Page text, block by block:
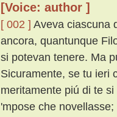
[Voice: author ]
[ 002 ] Aveva ciascuna
ancora, quantunque
si potevan tenere. Ma
Sicuramente, se tu ieri
meritamente piú di te
'mpose che